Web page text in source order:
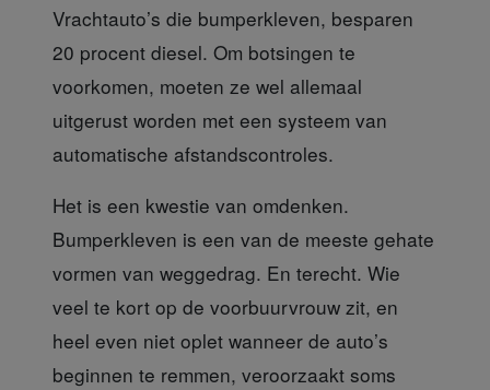
Vrachtauto’s die bumperkleven, besparen
20 procent diesel. Om botsingen te
voorkomen, moeten ze wel allemaal
uitgerust worden met een systeem van
automatische afstandscontroles.
Het is een kwestie van omdenken.
Bumperkleven is een van de meeste gehate
vormen van weggedrag. En terecht. Wie
veel te kort op de voorbuurvrouw zit, en
heel even niet oplet wanneer de auto’s
beginnen te remmen, veroorzaakt soms